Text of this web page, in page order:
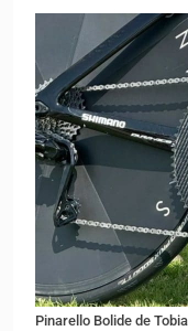
Pinarello Bolide de